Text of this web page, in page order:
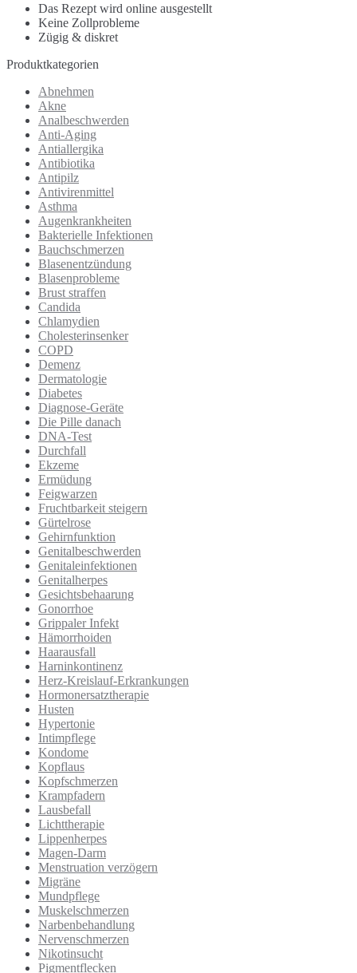
Das Rezept wird online ausgestellt
Keine Zollprobleme
Zügig & diskret
Produktkategorien
Abnehmen
Akne
Analbeschwerden
Anti-Aging
Antiallergika
Antibiotika
Antipilz
Antivirenmittel
Asthma
Augenkrankheiten
Bakterielle Infektionen
Bauchschmerzen
Blasenentzündung
Blasenprobleme
Brust straffen
Candida
Chlamydien
Cholesterinsenker
COPD
Demenz
Dermatologie
Diabetes
Diagnose-Geräte
Die Pille danach
DNA-Test
Durchfall
Ekzeme
Ermüdung
Feigwarzen
Fruchtbarkeit steigern
Gürtelrose
Gehirnfunktion
Genitalbeschwerden
Genitaleinfektionen
Genitalherpes
Gesichtsbehaarung
Gonorrhoe
Grippaler Infekt
Hämorrhoiden
Haarausfall
Harninkontinenz
Herz-Kreislauf-Erkrankungen
Hormonersatztherapie
Husten
Hypertonie
Intimpflege
Kondome
Kopflaus
Kopfschmerzen
Krampfadern
Lausbefall
Lichttherapie
Lippenherpes
Magen-Darm
Menstruation verzögern
Migräne
Mundpflege
Muskelschmerzen
Narbenbehandlung
Nervenschmerzen
Nikotinsucht
Pigmentflecken